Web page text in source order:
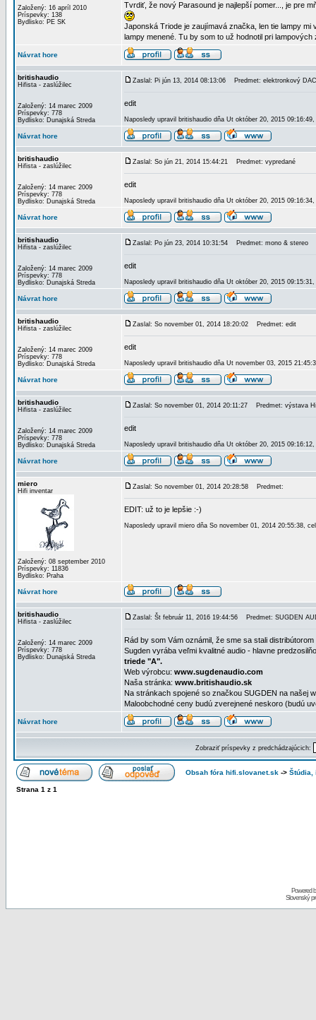
Založený: 16 apríl 2010
Príspevky: 138
Bydlisko: PE SK
Tvrdiť, že nový Parasound je najlepší pomer..., je pre
Japonská Triode je zaujímavá značka, len tie lampy
lampy menené. Tu by som to už hodnotil pri
Návrat hore
britishaudio
Hifista - zaslúžilec
Založený: 14 marec 2009
Príspevky: 778
Bydlisko: Dunajská Streda
Zaslal: Pi jún 13, 2014 08:13:06 Predmet: elektronkový
edit
Naposledy upravil britishaudio dňa Ut október 20, 2015
Návrat hore
britishaudio
Hifista - zaslúžilec
Založený: 14 marec 2009
Príspevky: 778
Bydlisko: Dunajská Streda
Zaslal: So jún 21, 2014 15:44:21 Predmet: vypredané
edit
Naposledy upravil britishaudio dňa Ut október 20, 2015
Návrat hore
britishaudio
Hifista - zaslúžilec
Založený: 14 marec 2009
Príspevky: 778
Bydlisko: Dunajská Streda
Zaslal: Po jún 23, 2014 10:31:54 Predmet: mono & stereo
edit
Naposledy upravil britishaudio dňa Ut október 20, 2015
Návrat hore
britishaudio
Hifista - zaslúžilec
Založený: 14 marec 2009
Príspevky: 778
Bydlisko: Dunajská Streda
Zaslal: So november 01, 2014 18:20:02 Predmet: edit
edit
Naposledy upravil britishaudio dňa Ut november 03, 2015
Návrat hore
britishaudio
Hifista - zaslúžilec
Založený: 14 marec 2009
Príspevky: 778
Bydlisko: Dunajská Streda
Zaslal: So november 01, 2014 20:11:27 Predmet: výstava
edit
Naposledy upravil britishaudio dňa Ut október 20, 2015
Návrat hore
miero
Hifi inventar
Založený: 08 september 2010
Príspevky: 11836
Bydlisko: Praha
Zaslal: So november 01, 2014 20:28:58 Predmet:
EDIT: už to je lepšie :-)
Naposledy upravil miero dňa So november 01, 2014 20:55:38,
Návrat hore
britishaudio
Hifista - zaslúžilec
Založený: 14 marec 2009
Príspevky: 778
Bydlisko: Dunajská Streda
Zaslal: Št február 11, 2016 19:44:56 Predmet: SUGDEN
Rád by som Vám oznámil, že sme sa stali
Sugden vyrába veľmi kvalitné audio - hlavne
triede "A".
Web výrobcu: www.sugdenaudio.com
Naša stránka: www.britishaudio.sk
Na stránkach spojené so značkou SUGDEN na našej
Maloobchodné ceny budú zverejnené neskoro (budú
Návrat hore
Zobraziť príspevky z predchádzajúcich:
Obsah fóra hifi.slovanet.sk -> Štúdia,
Strana 1 z 1
Powered
Slovenský